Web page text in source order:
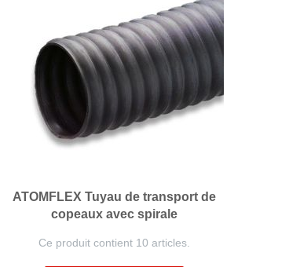
ATOMFLEX Tuyau de transport de
copeaux avec spirale
Ce produit contient 10 articles.